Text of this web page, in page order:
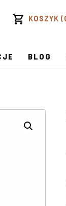
KOSZYK
BLOG